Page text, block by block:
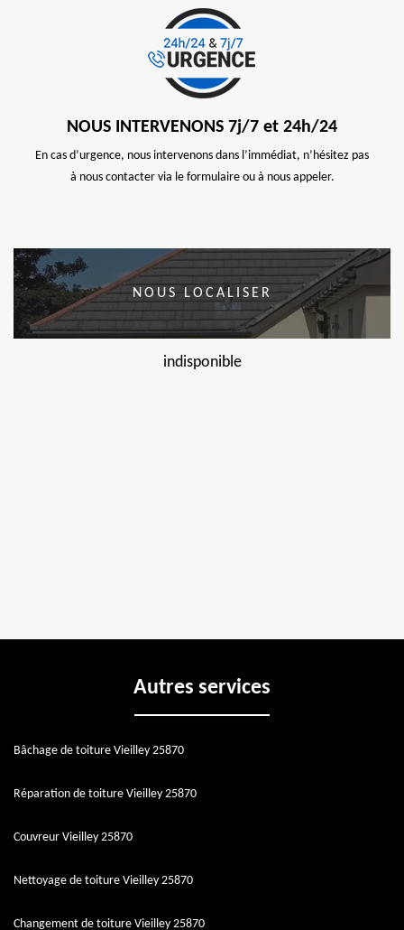
NOUS INTERVENONS 7j/7 et 24h/24
En cas d’urgence, nous intervenons dans l’immédiat, n’hésitez pas
à nous contacter via le formulaire ou à nous appeler.
NOUS LOCALISER
indisponible
Autres services
Bâchage de toiture Vieilley 25870
Réparation de toiture Vieilley 25870
Couvreur Vieilley 25870
Nettoyage de toiture Vieilley 25870
Changement de toiture Vieilley 25870